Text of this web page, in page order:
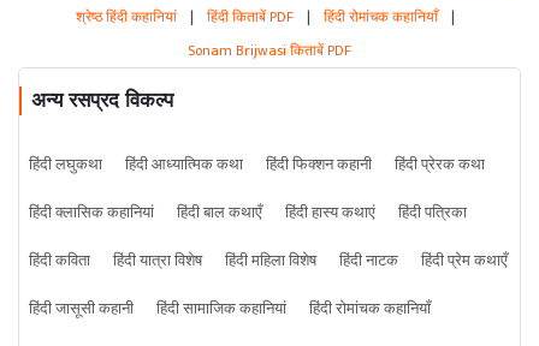
श्रेष्ठ हिंदी कहानियां | हिंदी किताबें PDF | हिंदी रोमांचक कहानियाँ |
Sonam Brijwasi किताबें PDF
अन्य रसप्रद विकल्प
हिंदी लघुकथा हिंदी आध्यात्मिक कथा हिंदी फिक्शन कहानी
हिंदी प्रेरक कथा
हिंदी क्लासिक कहानियां
हिंदी बाल कथाएँ हिंदी हास्य कथाएं
हिंदी पत्रिका
हिंदी कविता
हिंदी यात्रा विशेष हिंदी महिला विशेष हिंदी नाटक
हिंदी प्रेम कथाएँ
हिंदी जासूसी कहानी
हिंदी सामाजिक कहानियां
हिंदी रोमांचक कहानियाँ